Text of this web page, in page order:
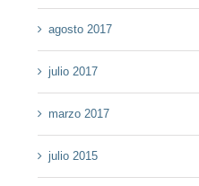
agosto 2017
julio 2017
marzo 2017
julio 2015